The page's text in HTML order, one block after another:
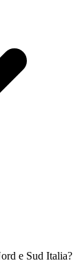
e Sud Italia?